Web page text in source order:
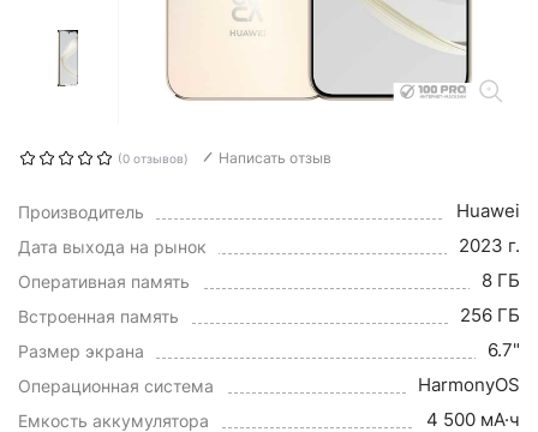
(0 отзывов) Написать отзыв
Производитель Huawei
Дата выхода на рынок 2023 г.
Оперативная память 8 ГБ
Встроенная память 256 ГБ
Размер экрана 6.7"
Операционная система HarmonyOS
Емкость аккумулятора 4 500 мА·ч